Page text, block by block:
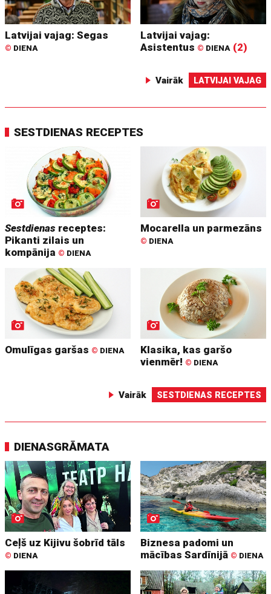
Latvijai vajag: Segas
© DIENA
Latvijai vajag:
Asistentus © DIENA (2)
Vairāk LATVIJAI VAJAG
SESTDIENAS RECEPTES
Sestdienas receptes:
Pikanti zilais un
kompānija © DIENA
Mocarella un parmezāns
© DIENA
Omulīgas garšas © DIENA
Klasika, kas garšo
vienmēr! © DIENA
Vairāk SESTDIENAS RECEPTES
DIENASGRĀMATA
Ceļš uz Kijivu šobrīd tāls
© DIENA
Biznesa padomi un
mācības Sardīnijā © DIENA